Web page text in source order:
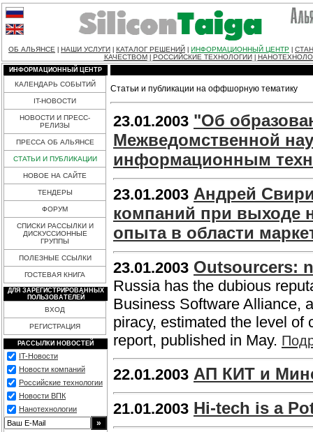
ОБ АЛЬЯНСЕ НАШИ УСЛУГИ КАТАЛОГ РЕШЕНИЙ ИНФОРМАЦИОННЫЙ ЦЕНТР
КАЧЕСТВОМ
РОССИЙСКИЕ ТЕХНОЛОГИИ
ИНФОРМАЦИОННЫЙ ЦЕНТР
КАЛЕНДАРЬ СОБЫТИЙ
IT-НОВОСТИ
НОВОСТИ И ПРЕСС-
РЕЛИЗЫ
ПРЕССА ОБ АЛЬЯНСЕ
СТАТЬИ И ПУБЛИКАЦИИ
НОВОЕ НА САЙТЕ
ТЕНДЕРЫ
ФОРУМ
СПИСКИ РАССЫЛКИ И
ДИСКУССИОННЫЕ
ГРУППЫ
ПОЛЕЗНЫЕ ССЫЛКИ
ГОСТЕВАЯ КНИГА
ДЛЯ ЗАРЕГИСТРИРОВАННЫХ
ПОЛЬЗОВАТЕЛЕЙ
ВХОД
РЕГИСТРАЦИЯ
РАССЫЛКИ НОВОСТЕЙ
IT-Новости
Новости компаний
Российские технологии
Новости ВПК
Нанотехнологии
Статьи и публикации на оффшорную тематику
23.01.2003 "Об
Межведомственной
информационным
23.01.2003 Андрей
компаний при выходе
опыта в области
23.01.2003 Outsourcers:
Russia has the dubious
Business Software Alliance,
piracy, estimated the level of
report, published in May.
22.01.2003 АП КИТ и
21.01.2003 Hi-tech is a